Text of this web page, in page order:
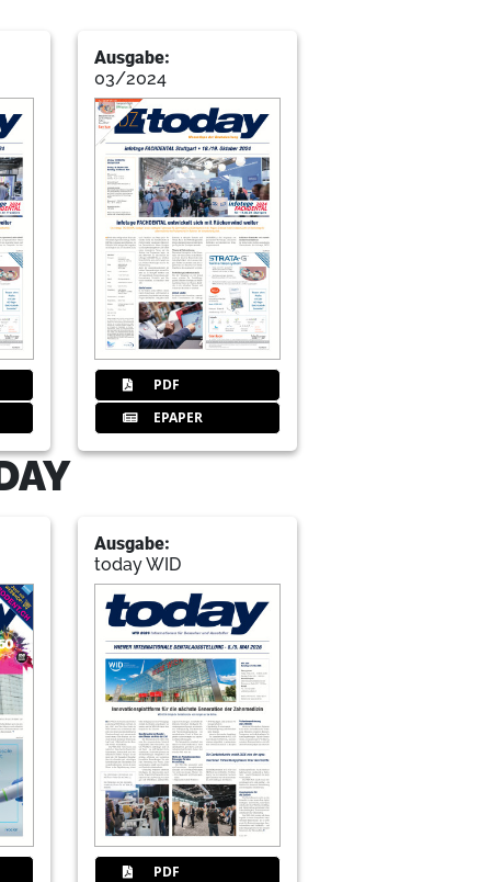
Ausgabe:
03/2024
PDF
EPAPER
Ausgabe:
today WID
PDF